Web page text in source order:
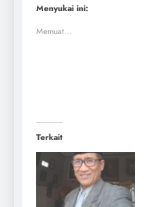
Menyukai ini:
Memuat...
Terkait